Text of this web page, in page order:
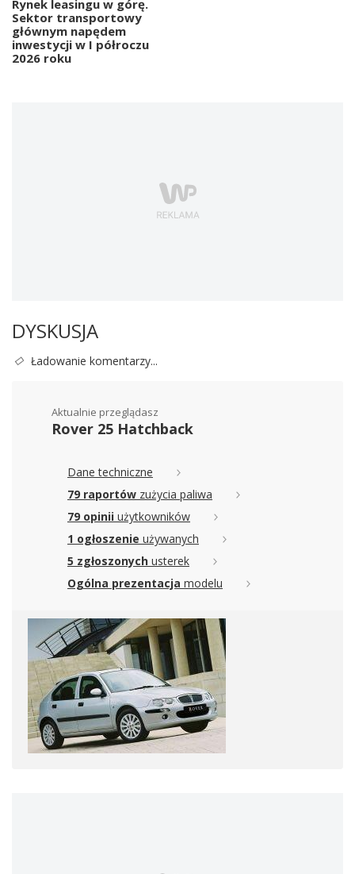
Rynek leasingu w górę.
Sektor transportowy
głównym napędem
inwestycji w I półroczu
2026 roku
DYSKUSJA
Ładowanie komentarzy...
Aktualnie przeglądasz
Rover 25 Hatchback
Dane techniczne
79 raportów zużycia paliwa
79 opinii użytkowników
1 ogłoszenie używanych
5 zgłoszonych usterek
Ogólna prezentacja modelu